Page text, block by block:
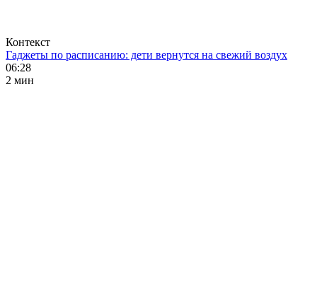
Контекст
Гаджеты по расписанию: дети вернутся на свежий воздух
06:28
2 мин